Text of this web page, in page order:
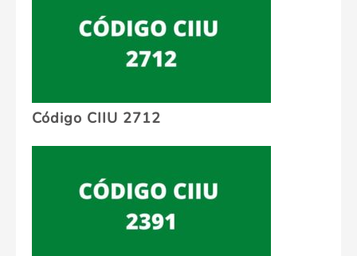
Código CIIU 2712